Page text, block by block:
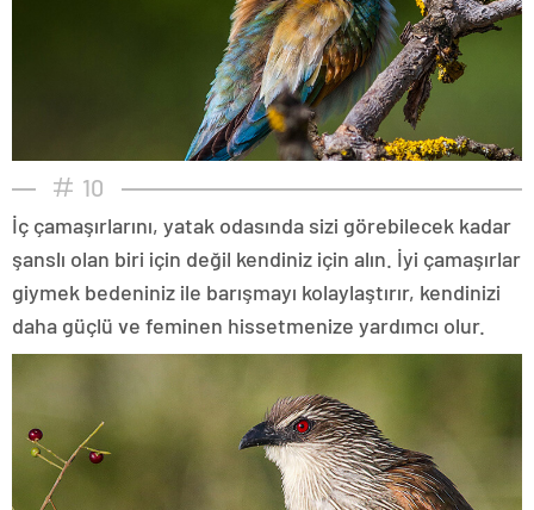
10
İç çamaşırlarını, yatak odasında sizi görebilecek kadar
şanslı olan biri için değil kendiniz için alın. İyi çamaşırlar
giymek bedeniniz ile barışmayı kolaylaştırır, kendinizi
daha güçlü ve feminen hissetmenize yardımcı olur.